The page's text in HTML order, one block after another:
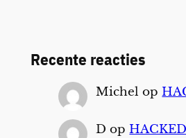
Recente reacties
Michel op
D op